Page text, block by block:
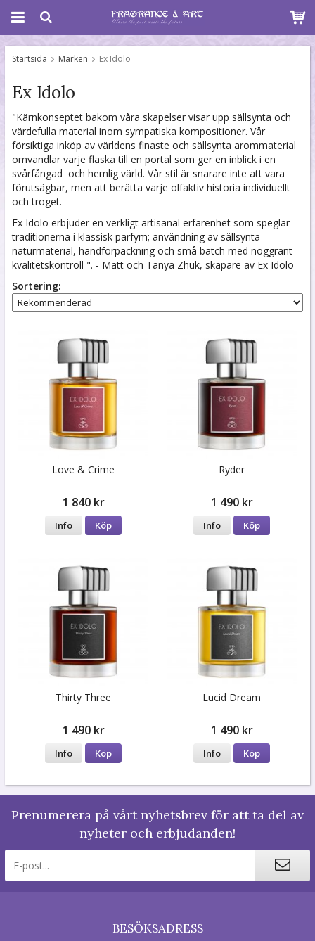
Startsida Märken Ex Idolo
Ex Idolo
"Kärnkonseptet bakom våra skapelser visar upp sällsynta och
värdefulla material inom sympatiska kompositioner. Vår
försiktiga inköp av världens finaste och sällsynta arommaterial
omvandlar varje flaska till en portal som ger en inblick i en
svårfångad och hemlig värld. Vår stil är snarare inte att vara
förutsägbar, men att berätta varje olfaktiv historia individuellt
och troget.
Ex Idolo erbjuder en verkligt artisanal erfarenhet som speglar
traditionerna i klassisk parfym; användning av sällsynta
naturmaterial, handförpackning och små batch med noggrant
kvalitetskontroll ". - Matt och Tanya Zhuk, skapare av Ex Idolo
Sortering:
Love & Crime
1 840 kr
Info Köp
Ryder
1 490 kr
Info Köp
Thirty Three
1 490 kr
Info Köp
Lucid Dream
1 490 kr
Info Köp
Prenumerera på vårt nyhetsbrev för att ta del av
nyheter och erbjudanden!
BESÖKSADRESS